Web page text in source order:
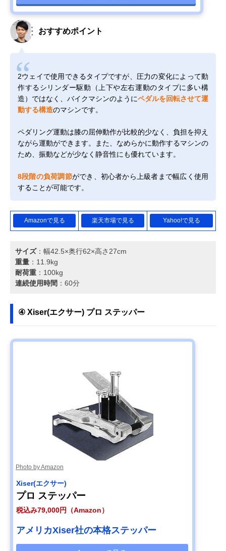
おすすめポイント
2ウェイで使用できるタイプですが、圧力の変化によって動
作するシリンダー駆動（上下や左右運動のタイプに多い構
造）ではなく、バイクマシンのようにペダルを回転させて運
動する構造のマシンです。
ペダリング運動は膝の屈伸動作が比較的少なく、負担を抑え
ながら運動ができます。また、なめらかに動作するマシンの
ため、振動などが少なく静音性にも優れています。
8段階の負荷調節ができ、初心者から上級者まで幅広く使用
することが可能です。
Amazonで見る 楽天市場で見る Yahoo!で見る
サイズ：幅42.5×奥行62×高さ27cm
重量 ：11.9kg
耐荷重 ：100kg
連続使用時間 ：60分
④ Xiser(エクサー) プロ ステッパー
Photo by Amazon
Xiser(エクサー)
プロ ステッパー
税込み79,000円（Amazon）
アメリカXiser社の本格ステッパー